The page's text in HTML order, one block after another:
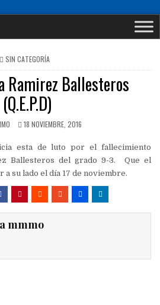
POSTED
IN
SIN CATEGORÍA
Ramirez Ballesteros
(Q.E.P.D)
18 NOVIEMBRE, 2016
esta de luto por el fallecimiento
Ballesteros del grado 9-3. Que el
su lado el día 17 de noviembre.
mmmo